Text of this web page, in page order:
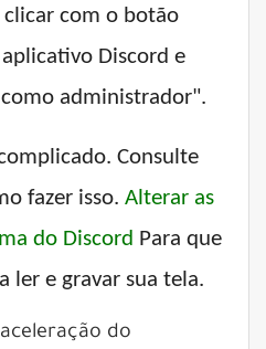
com o botão
Discord e
administrador".
Consulte
fazer isso. Alterar as
do Discord Para que
ler e gravar sua tela.
do